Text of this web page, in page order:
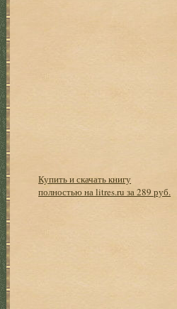
Купить и скачать книгу
полностью на litres.ru за 289 руб.